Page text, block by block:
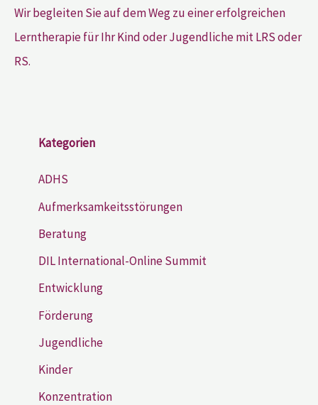
Wir begleiten Sie auf dem Weg zu einer erfolgreichen
Lerntherapie für Ihr Kind oder Jugendliche mit LRS oder
RS.
Kategorien
ADHS
Aufmerksamkeitsstörungen
Beratung
DIL International-Online Summit
Entwicklung
Förderung
Jugendliche
Kinder
Konzentration